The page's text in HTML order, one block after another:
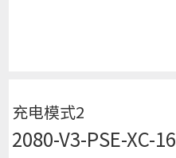
充电模式2
2080-V3-PSE-XC-16